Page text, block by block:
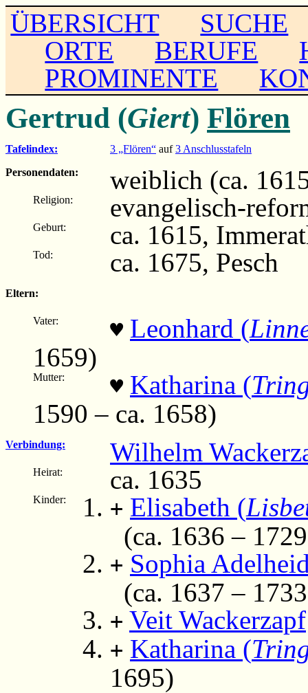
ÜBERSICHT
SUCHE
ORTE
BERUFE
PROMINENTE
Gertrud (Giert) Flören
Tafelindex: 3 „Flören“ auf3 Anschlusstafeln
Personendaten:
weiblich (ca.
Religion: evangelisch-
Geburt: ca. 1615,
Tod: ca. 1675, Pesch
Eltern:
Vater: ♥ Leonhard (
1659)
Mutter: ♥ Katharina (
1590 – ca. 1658)
Verbindung: Wilhelm
Heirat: ca. 1635
Kinder: + Elisabeth (
(ca. 1636 –
+ Sophia
(ca. 1637 –
+ Veit Wackerzapf
+ Katharina (
1695)